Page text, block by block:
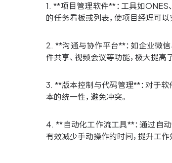
1. **项目管理软件**：工具如ONES
的任务看板或列表，使项目经理可
2. **沟通与协作平台**：如企业微信
件共享、视频会议等功能，极大提高
3. **版本控制与代码管理**：对于
本的统一性，避免冲突。
4. **自动化工作流工具**：通过自
有效减少手动操作的时间，提升工作